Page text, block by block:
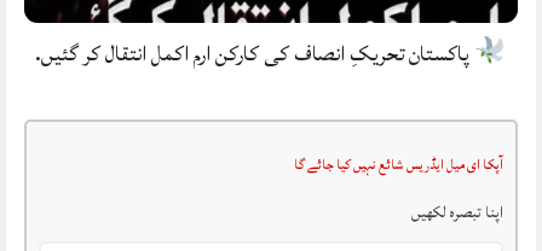
پاکستان تحریکِ انصاف کی کارکن ارم اکمل انتقال کر گئیں.
آپکا ای میل ایڈریس شائع نہیں کیا جائے گا
اپنا تبصرہ لکھیں